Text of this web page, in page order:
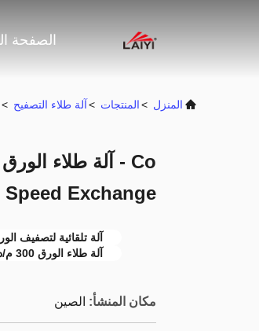
الصفحة
المنزل >المنتجات >آلة طلاء التصفيح >
Speed ​​Exchange
آلة تلقائية لتصفيف
آلة طلاء الورق 300 م/دقيقة
مكان المنشأ: الصين